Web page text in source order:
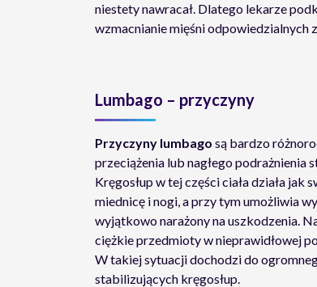
niestety nawracał. Dlatego lekarze
wzmacnianie mięśni odpowiedzialnych
Lumbago – przyczyny
Przyczyny lumbago są bardzo
przeciążenia lub nagłego
Kręgosłup w tej części ciała działa jak
miednicę i nogi, a przy tym umożliwia
wyjątkowo narażony na uszkodzenia.
ciężkie przedmioty w nieprawidłowej
W takiej sytuacji dochodzi do
stabilizujących kręgosłup.